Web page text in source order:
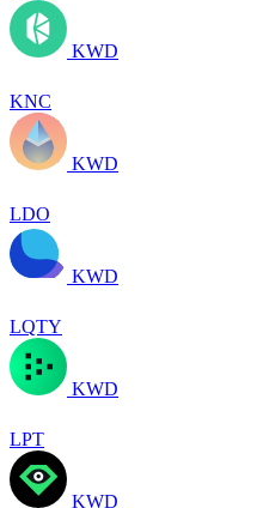
KWD
KNC
KWD
LDO
KWD
LQTY
KWD
LPT
KWD